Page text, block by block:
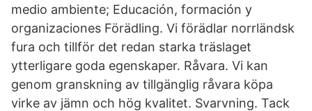
medio ambiente; Educación, formación y
organizaciones Förädling. Vi förädlar norrländsk
fura och tillför det redan starka träslaget
ytterligare goda egenskaper. Råvara. Vi kan
genom granskning av tillgänglig råvara köpa
virke av jämn och hög kvalitet. Svarvning. Tack